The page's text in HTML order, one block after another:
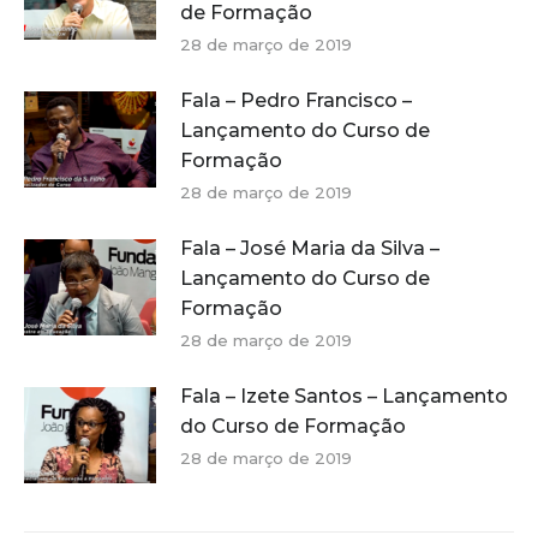
de Formação
28 de março de 2019
Fala – Pedro Francisco –
Lançamento do Curso de
Formação
28 de março de 2019
Fala – José Maria da Silva –
Lançamento do Curso de
Formação
28 de março de 2019
Fala – Izete Santos – Lançamento
do Curso de Formação
28 de março de 2019